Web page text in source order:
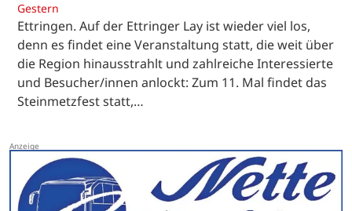
Gestern
Ettringen. Auf der Ettringer Lay ist wieder viel los,
denn es findet eine Veranstaltung statt, die weit über
die Region hinausstrahlt und zahlreiche Interessierte
und Besucher/innen anlockt: Zum 11. Mal findet das
Steinmetzfest statt,…